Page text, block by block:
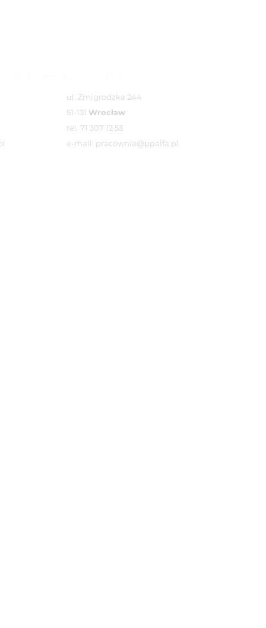
ul. Źmigrodzka 244
51-131 Wrocław
tel. 71 307 12 53
e-mail: pracownia@ppalfa.pl